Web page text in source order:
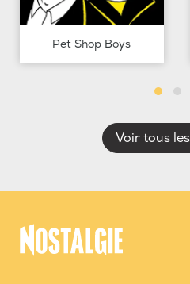
Pet Shop Boys
Voir tous